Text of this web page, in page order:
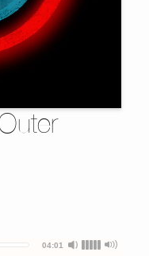
04:01